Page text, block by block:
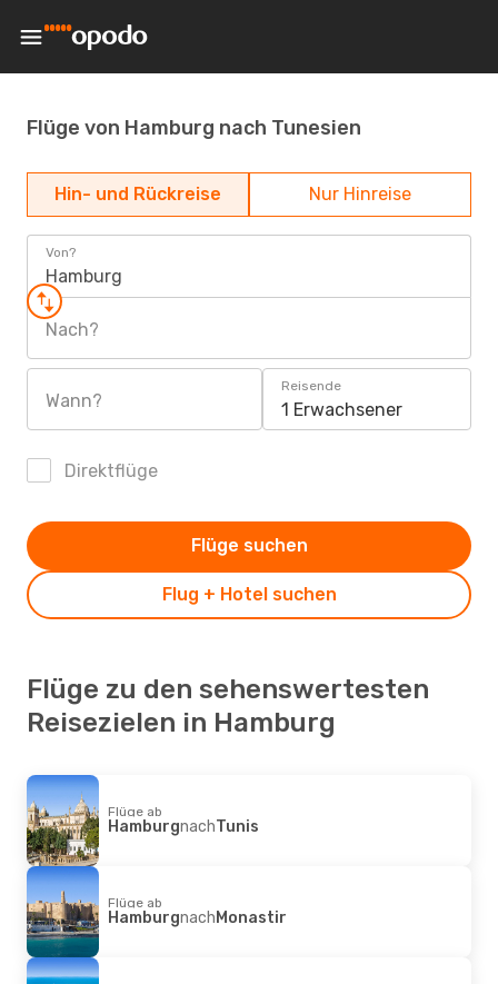
Flüge von Hamburg nach Tunesien
Hin- und Rückreise Nur Hinreise
Von?
Hamburg
Nach?
Wann?
Reisende
1 Erwachsener
Direktflüge
Flug + Hotel suchen
Flüge suchen
Flüge zu den sehenswertesten
Reisezielen in Hamburg
Flüge ab
HamburgnachTunis
Flüge ab
HamburgnachMonastir